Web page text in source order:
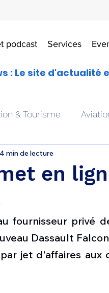
podcast Services
: Le site
& Tourisme
Drones aériens
& pilotage
sol-air DSA
6500
en
4 min de lecture
fournisseur privé
Dassault
jet d'affaires aux